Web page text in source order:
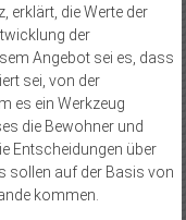
erklärt, die Werte der
der
Angebot sei es, dass
sei, von der
es ein Werkzeug
die Bewohner und
Entscheidungen über
sollen auf der Basis von
kommen.